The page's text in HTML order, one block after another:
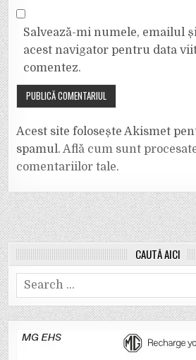
Salvează-mi numele, emailul
acest navigator pentru data
comentez.
Acest site folosește Akismet
spamul.Află cum sunt
comentariilor tale.
CAUTĂ AICI
Search
for: